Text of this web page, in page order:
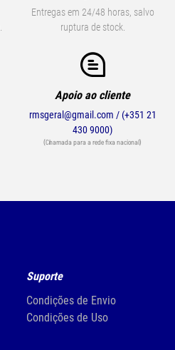
Entregas em 24/48 horas, salvo
ruptura de stock.
Apoio ao cliente
rmsgeral@gmail.com / (+351 21
430 9000)
(Chamada para a rede fixa nacional)
Suporte
Condições de Envio
Condições de Uso